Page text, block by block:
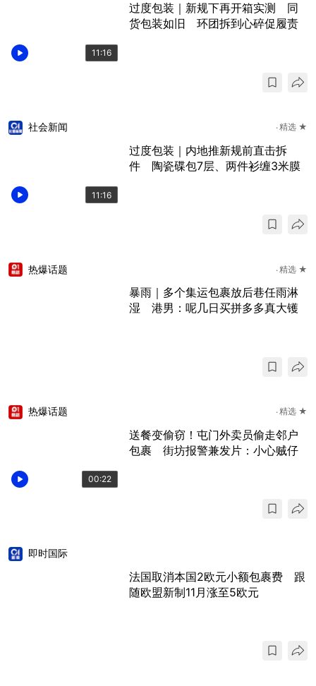
11:16
过度包装｜新规下再开箱实测 同
货包装如旧 环团拆到心碎促履责
11:16
社会新闻 精选 ★
过度包装｜内地推新规前直击拆
件 陶瓷碟包7层、两件衫缠3米膜
热爆话题 精选 ★
暴雨｜多个集运包裹放后巷任雨淋
湿 港男：呢几日买拼多多真大镬
00:22
热爆话题 精选 ★
送餐变偷窃！屯门外卖员偷走邻户
包裹 街坊报警兼发片：小心贼仔
即时国际
法国取消本国2欧元小额包裹费 跟
随欧盟新制11月涨至5欧元